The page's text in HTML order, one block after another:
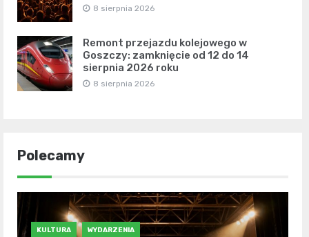
8 sierpnia 2026
Remont przejazdu kolejowego w
Goszczy: zamknięcie od 12 do 14
sierpnia 2026 roku
8 sierpnia 2026
Polecamy
KULTURA WYDARZENIA